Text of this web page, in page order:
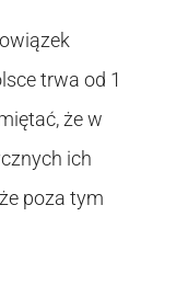
trwa od 1
że w
ich
poza tym